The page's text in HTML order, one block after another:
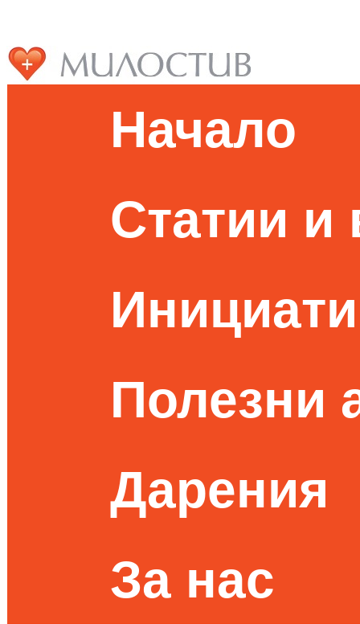
Начало
Статии и
Полезни
Дарения
За нас